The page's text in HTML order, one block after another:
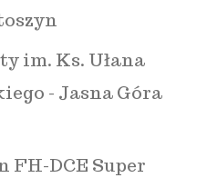
im. Ks. Ułana
- Jasna Góra
FH-DCE Super